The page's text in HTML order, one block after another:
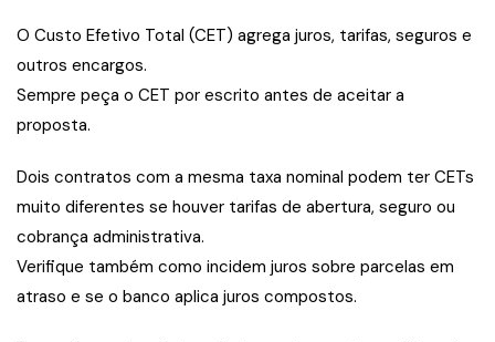
O Custo Efetivo Total (CET) agrega juros, tarifas, seguros e
outros encargos.
Sempre peça o CET por escrito antes de aceitar a
proposta.
Dois contratos com a mesma taxa nominal podem ter CETs
muito diferentes se houver tarifas de abertura, seguro ou
cobrança administrativa.
Verifique também como incidem juros sobre parcelas em
atraso e se o banco aplica juros compostos.